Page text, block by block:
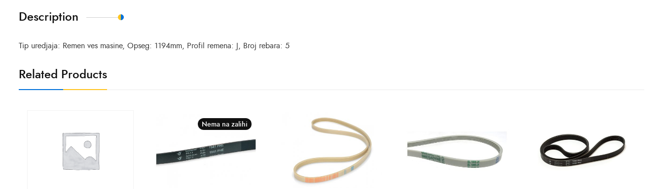
Description
Tip uredjaja: Remen ves masine, Opseg: 1194mm, Profil remena: J, Broj rebara: 5
Related Products
Nema na zalihi